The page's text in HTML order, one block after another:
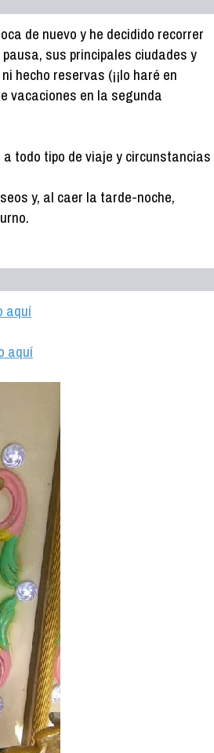
de nuevo y he decidido recorrer
sus principales ciudades y
hecho reservas (¡¡lo haré en
vacaciones en la segunda
todo tipo de viaje y circunstancias
y, al caer la tarde-noche,
aquí
aquí